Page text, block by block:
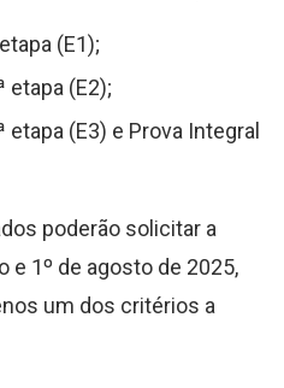
(E1);
etapa (E2);
etapa (E3) e Prova Integral
poderão solicitar a
e 1º de agosto de 2025,
um dos critérios a